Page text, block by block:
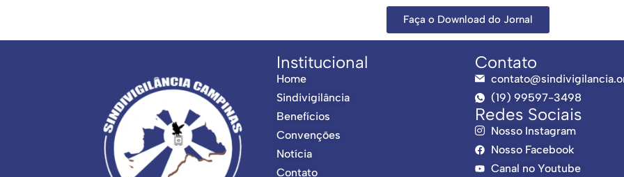
Faça o Download do Jornal
Institucional
Home
Sindivigilância
Benefícios
Convenções
Notícia
Contato
Contato
(19) 99597-3498
Redes Sociais
Nosso Instagram
Nosso Facebook
Canal no Youtube